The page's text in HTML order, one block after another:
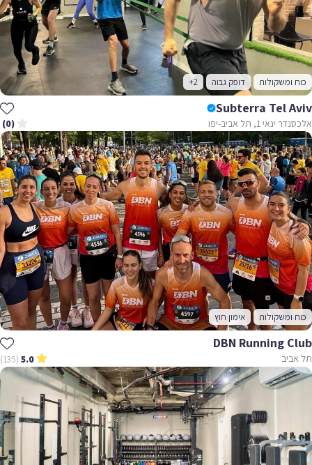
כוח ומשקולות דופק גבוה +2
Subterra Tel Aviv
אלכסנדר ינאי 1, תל אביב-יפו (0)
כוח ומשקולות אימון חוץ
DBN Running Club
תל אביב 5.0
(135)